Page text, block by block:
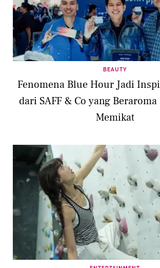
BEAUTY
Fenomena Blue Hour Jadi
dari SAFF & Co yang
Memikat